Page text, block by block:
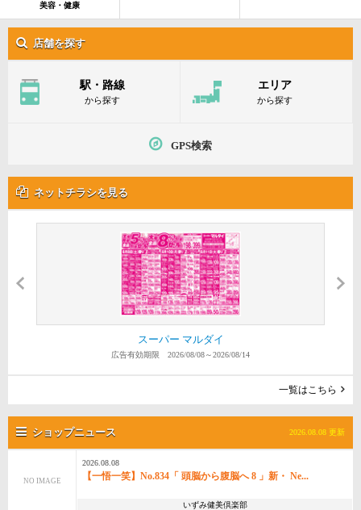
美容・健康
店舗を探す
駅・路線
から探す
エリア
から探す
GPS検索
ネットチラシを見る
スーパー マルダイ
広告有効期限 2026/08/08～2026/08/14
横浜タウン情報誌アーバン 田園・ニュータウン版
広告有効期限 2026/08/06～2026/09/09
スーパー なかや 戸塚店
広告有効期限 2026/08/06～2026/08/12
スーパーたまや 野庭店
広告有効期限 2026/08/04～2026/08/10
スーパーたまや 上郷店
広告有効期限 2026/08/04～2026/08/10
スーパーたまや 港南台店
広告有効期限 2026/08/04～2026/08/10
スーパーたまや 深谷店
広告有効期限 2026/08/04～2026/08/10
スーパー横濱屋
広告有効期限 2026/08/04～2026/08/10
生鮮スーパーグリーンズ
広告有効期限 2026/08/03～2026/08/09
横浜タウン情報誌アーバン 横浜中央版
広告有効期限 2026/07/23～2026/08/26
一覧はこちら
ショップニュース 2026.08.08 更新
NO IMAGE
2026.08.08
【一悟一笑】No.834「 頭脳から腹脳へ 8 」新・ Ne...
いずみ健美倶楽部